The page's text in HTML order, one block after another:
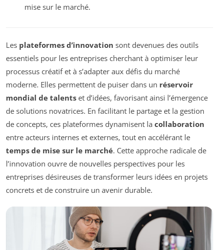
mise sur le marché.
Les plateformes d’innovation sont devenues des outils
essentiels pour les entreprises cherchant à optimiser leur
processus créatif et à s’adapter aux défis du marché
moderne. Elles permettent de puiser dans un réservoir
mondial de talents et d’idées, favorisant ainsi l’émergence
de solutions novatrices. En facilitant le partage et la gestion
de concepts, ces plateformes dynamisent la collaboration
entre acteurs internes et externes, tout en accélérant le
temps de mise sur le marché. Cette approche radicale de
l’innovation ouvre de nouvelles perspectives pour les
entreprises désireuses de transformer leurs idées en projets
concrets et de construire un avenir durable.